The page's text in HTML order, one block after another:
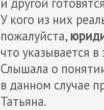
У кого из них
пожалуйста,
что указывается
Слышала о
в данном случае
Татьяна.